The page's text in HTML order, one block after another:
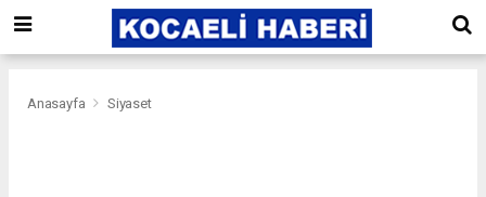
Anasayfa Siyaset